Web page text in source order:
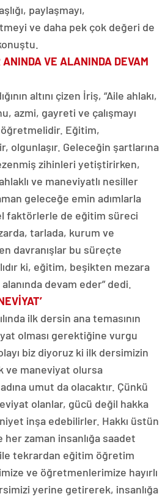
paylaşmayı,
ve daha pek çok değeri de
ANINDA VE ALANINDA DEVAM
altını çizen İriş, “Aile ahlakı,
azmi, gayreti ve çalışmayı
öğretmelidir. Eğitim,
olgunlaşır. Geleceğin şartlarına
zihinleri yetiştirirken,
ve maneviyatlı nesiller
geleceğe emin adımlarla
faktörlerle de eğitim süreci
tarlada, kurum ve
davranışlar bu süreçte
ki, eğitim, beşikten mezara
devam eder” dedi.
ilk dersin ana temasının
olması gerektiğine vurgu
biz diyoruz ki ilk dersimizin
ve maneviyat olursa
umut da olacaktır. Çünkü
olanlar, gücü değil hakka
inşa edebilirler. Hakkı üstün
zaman insanlığa saadet
tekrardan eğitim öğretim
ve öğretmenlerimize hayırlı
yerine getirerek, insanlığa